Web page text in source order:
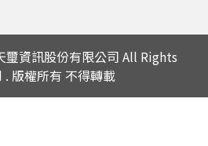
資訊股份有限公司 All Rights
. 版權所有 不得轉載